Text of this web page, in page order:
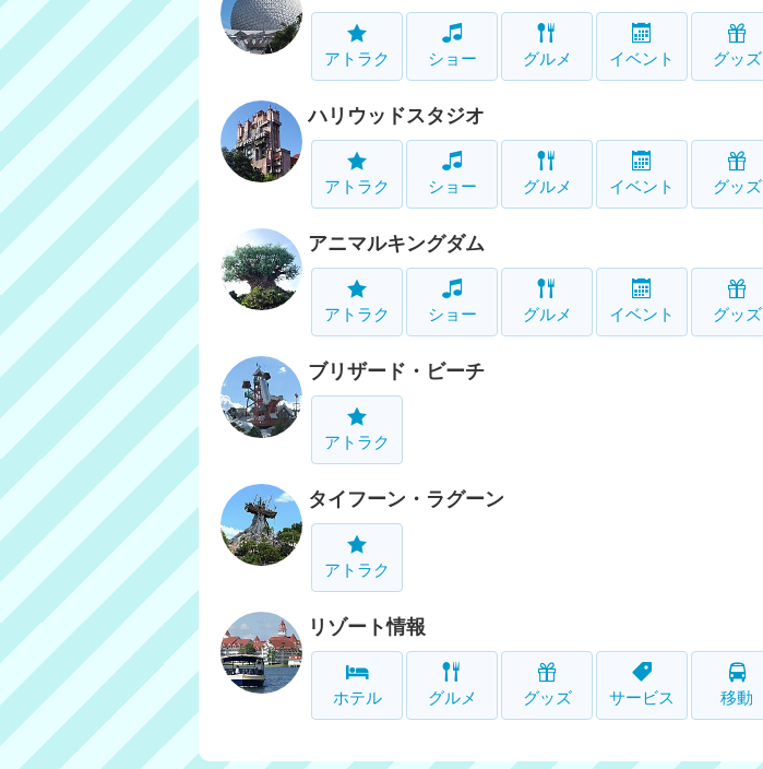
アトラク ショー グルメ イベント グッズ
ハリウッドスタジオ
アトラク ショー グルメ イベント グッズ
アニマルキングダム
アトラク ショー グルメ イベント グッズ
ブリザード・ビーチ
アトラク
タイフーン・ラグーン
アトラク
リゾート情報
ホテル グルメ グッズ サービス 移動